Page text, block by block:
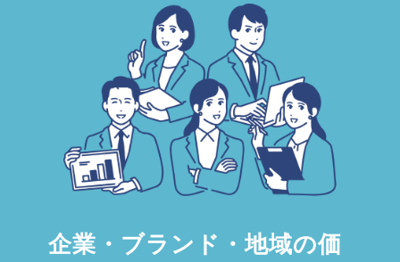
企業・ブランド・地域の価